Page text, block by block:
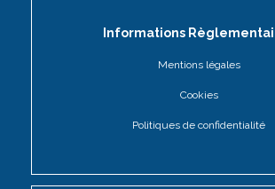
Informations
Mentions légales
Cookies
Politiques de confidentialité